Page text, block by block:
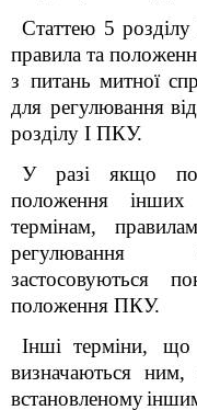
Статтею 5розділу
правила та
з питань митної
для регулювання
розділу І ПКУ.
У
разі якщо
положення
інших
термінам,
регулювання
застосовуються
положення ПКУ.
Інші терміни, що
визначаються ним,
встановленому